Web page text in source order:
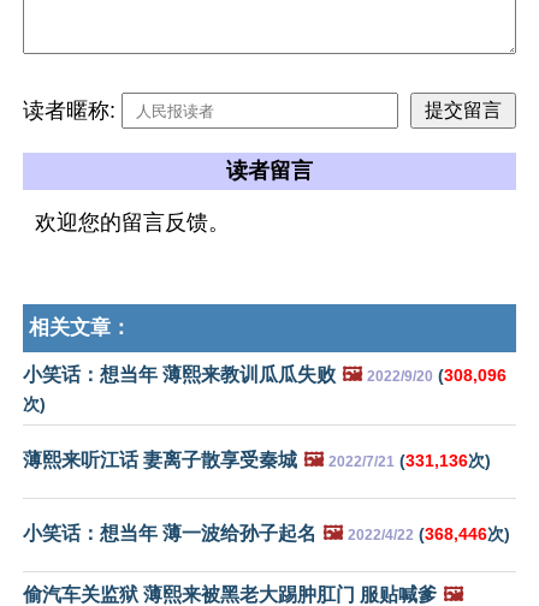
读者暱称:
读者留言
欢迎您的留言反馈。
相关文章：
小笑话：想当年 薄熙来教训瓜瓜失败 🖼️ 2022/9/20 (308,096
次)
薄熙来听江话 妻离子散享受秦城 🖼️ 2022/7/21 (331,136次)
小笑话：想当年 薄一波给孙子起名 🖼️ 2022/4/22 (368,446次)
偷汽车关监狱 薄熙来被黑老大踢肿肛门 服贴喊爹 🖼️